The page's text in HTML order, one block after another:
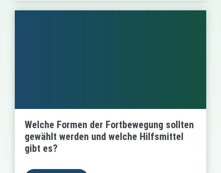
Welche Formen der Fortbewegung sollten
gewählt werden und welche Hilfsmittel
gibt es?